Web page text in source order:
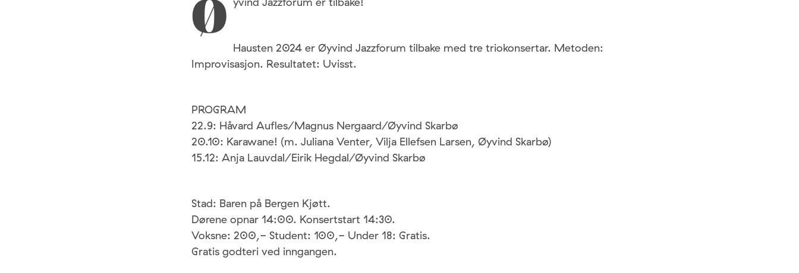
Ø
Hausten 2024 er Øyvind Jazzforum tilbake med tre triokonsertar. Metoden:
Improvisasjon. Resultatet: Uvisst.
PROGRAM
22.9: Håvard Aufles/Magnus Nergaard/Øyvind Skarbø
20.10: Karawane! (m. Juliana Venter, Vilja Ellefsen Larsen, Øyvind Skarbø)
15.12: Anja Lauvdal/Eirik Hegdal/Øyvind Skarbø
Stad: Baren på Bergen Kjøtt.
Dørene opnar 14:00. Konsertstart 14:30.
Voksne: 200,- Student: 100,- Under 18: Gratis.
Gratis godteri ved inngangen.